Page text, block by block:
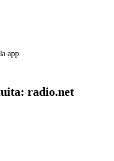
app
radio.net